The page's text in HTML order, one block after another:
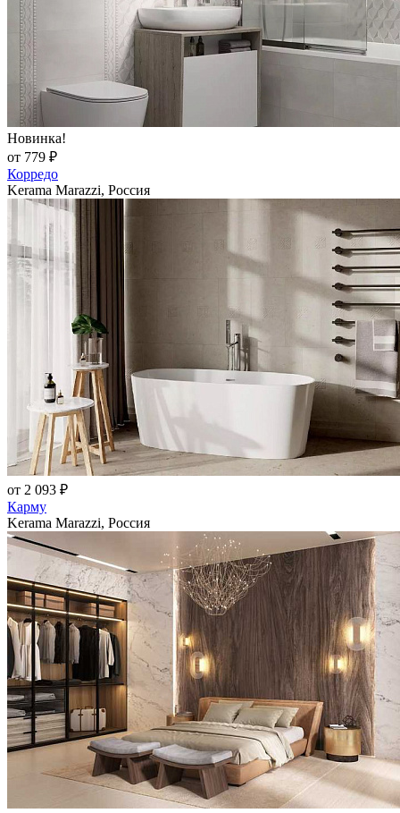
Новинка!
от 779 ₽
Корредо
Kerama Marazzi, Россия
от 2 093 ₽
Карму
Kerama Marazzi, Россия